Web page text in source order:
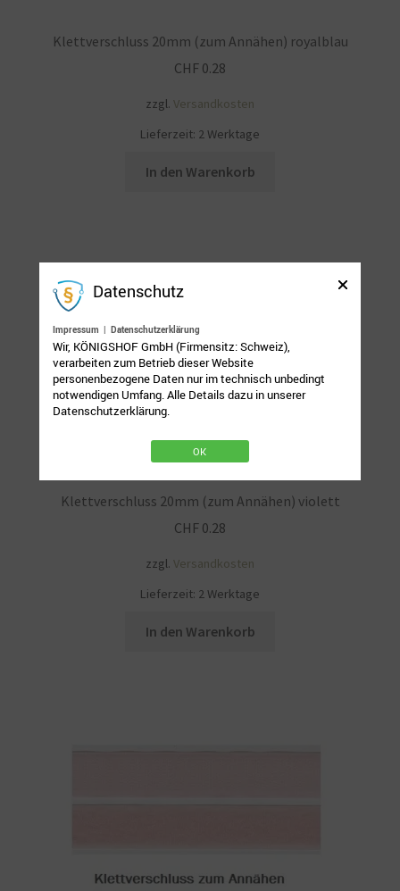
Klettverschluss 20mm (zum Annähen) royalblau
CHF 0.28
zzgl. Versandkosten
Lieferzeit: 2 Werktage
In den Warenkorb
Klettverschluss 20mm (zum Annähen) violett
CHF 0.28
zzgl. Versandkosten
Lieferzeit: 2 Werktage
In den Warenkorb
Datenschutz
Impressum | Datenschutzerklärung
Wir, KÖNIGSHOF GmbH (Firmensitz: Schweiz),
verarbeiten zum Betrieb dieser Website
personenbezogene Daten nur im technisch unbedingt
notwendigen Umfang. Alle Details dazu in unserer
Datenschutzerklärung.
OK